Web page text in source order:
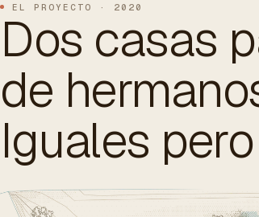
EL PROYECTO · 2020
Dos casas
de
Iguales